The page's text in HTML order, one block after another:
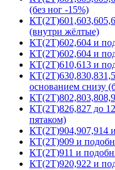
(без ног -15%)
(внутри жёлтые)
КТ(2Т)602,604 и
КТ(2Т)602,604 и
КТ(2Т)610,613 и
основанием снизу
КТ(2Т)826,827 до
пятаком)
КТ(2Т)904,907,914
КТ(2Т)909 и
КТ(2Т)911 и
КТ(2Т)920,922 и